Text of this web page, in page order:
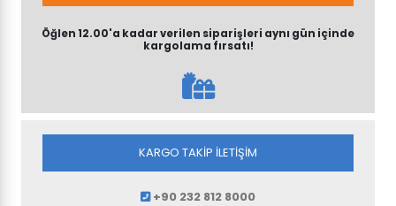
Öğlen 12.00'a kadar verilen siparişleri aynı gün içinde
kargolama fırsatı!
KARGO TAKİP İLETİŞİM
+90 232 812 8000